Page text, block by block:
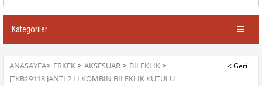
Kategoriler
ANASAYFA> ERKEK> AKSESUAR> BILEKLIK>
JTKB19118 JANTİ 2 Lİ KOMBİN BİLEKLİK KUTULU